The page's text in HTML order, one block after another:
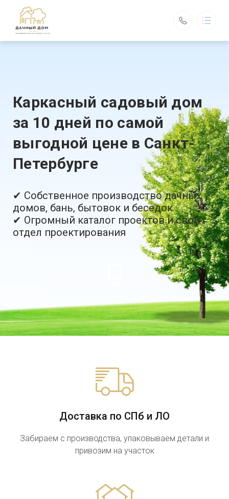
Контакты
Производство и офис в г. Санкт-Петербурге
График работы:
ежедневно с 10:00 до 18:00
dachadom178@yandex.ru
Обратный вызов
Каркасный садовый дом
за 10 дней по самой
выгодной цене в Санкт-
Петербурге
✔ Собственное производство дачных
домов, бань, бытовок и беседок
✔ Огромный каталог проектов и свой
отдел проектирования
Доставка по СПб и ЛО
Забираем с производства, упаковываем детали и
привозим на участок